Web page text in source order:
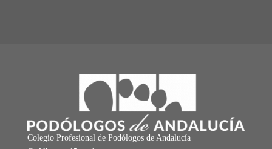
Colegio Profesional de Podólogos de Andalucía